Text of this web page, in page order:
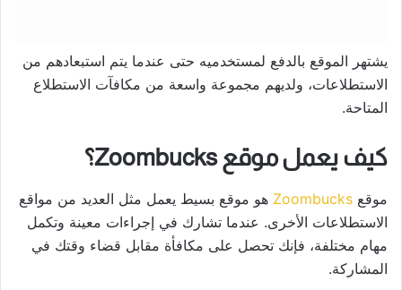
يشتهر الموقع بالدفع لمستخدميه حتى عندما يتم استبعادهم من
الاستطلاعات، ولديهم مجموعة واسعة من مكافآت الاستطلاع
المتاحة.
كيف يعمل موقع Zoombucks؟
موقع Zoombucks هو موقع بسيط يعمل مثل العديد من مواقع
الاستطلاعات الأخرى. عندما تشارك في إجراءات معينة وتكمل
مهام مختلفة، فإنك تحصل على مكافأة مقابل قضاء وقتك في
المشاركة.